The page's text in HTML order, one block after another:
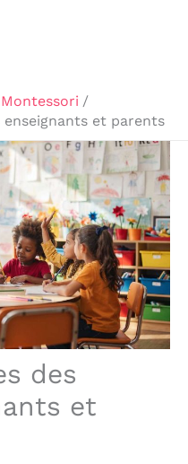
et parents
des
et